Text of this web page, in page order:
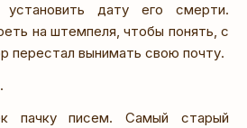
дату его смерти.
на штемпеля, чтобы понять, с
перестал вынимать свою почту.
пачку писем. Самый старый